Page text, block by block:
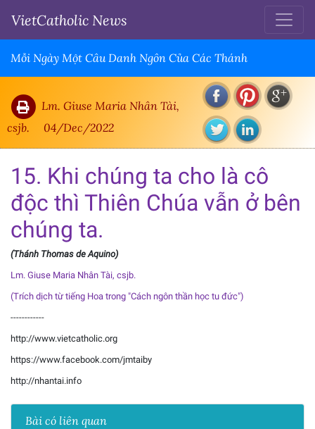
VietCatholic News
Mỗi Ngày Một Câu Danh Ngôn Của Các Thánh
Lm. Giuse Maria Nhân Tài,
csjb.
04/Dec/2022
15. Khi chúng ta cho là cô
độc thì Thiên Chúa vẫn ở bên
chúng ta.
(Thánh Thomas de Aquino)
Lm. Giuse Maria Nhân Tài, csjb.
(Trích dịch từ tiếng Hoa trong "Cách ngôn thần học tu đức")
------------
http://www.vietcatholic.org
https://www.facebook.com/jmtaiby
http://nhantai.info
Bài có liên quan